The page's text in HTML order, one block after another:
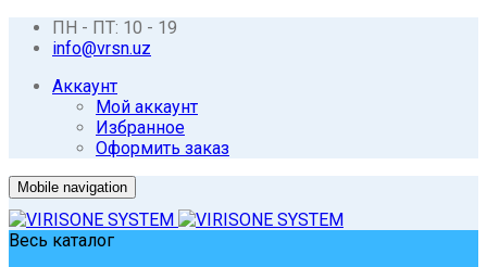
ПН - ПТ: 10 - 19
info@vrsn.uz
Аккаунт
Мой аккаунт
Избранное
Оформить заказ
Mobile navigation
Весь каталог